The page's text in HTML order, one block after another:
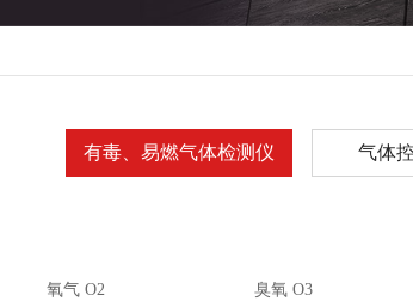
有毒、易燃气体检测仪 气体
氧气 O2 臭氧 O3